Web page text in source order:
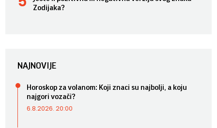
Zodijaka?
NAJNOVIJE
Horoskop za volanom: Koji znaci su najbolji, a koju
najgori vozači?
6.8.2026. 20:00